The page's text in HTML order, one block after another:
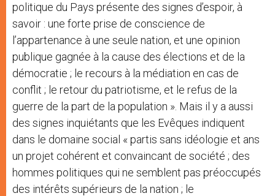
politique du Pays présente des signes d’espoir, à
savoir : une forte prise de conscience de
l’appartenance à une seule nation, et une opinion
publique gagnée à la cause des élections et de la
démocratie ; le recours à la médiation en cas de
conflit ; le retour du patriotisme, et le refus de la
guerre de la part de la population ». Mais il y a aussi
des signes inquiétants que les Evêques indiquent
dans le domaine social « partis sans idéologie et ans
un projet cohérent et convaincant de société ; des
hommes politiques qui ne semblent pas préoccupés
des intérêts supérieurs de la nation ; le